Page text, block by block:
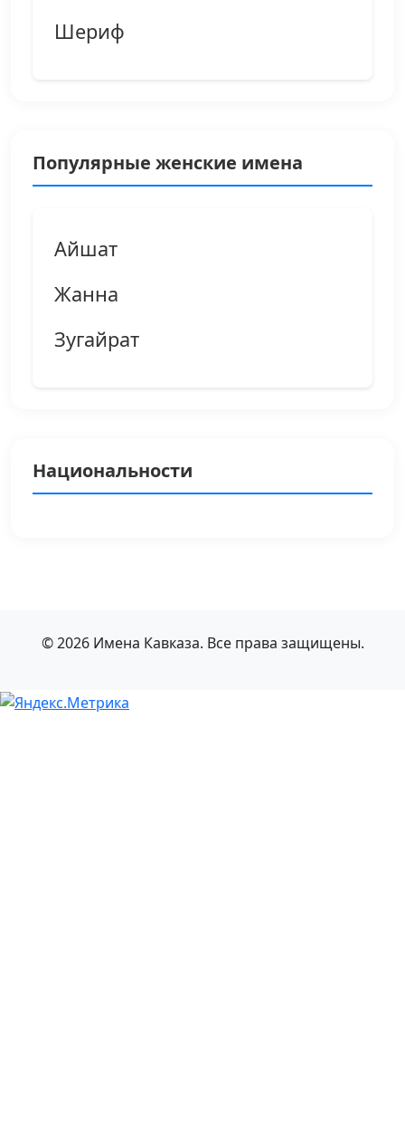
Шериф
Популярные женские имена
Айшат
Жанна
Зугайрат
Национальности
© 2026 Имена Кавказа. Все права защищены.